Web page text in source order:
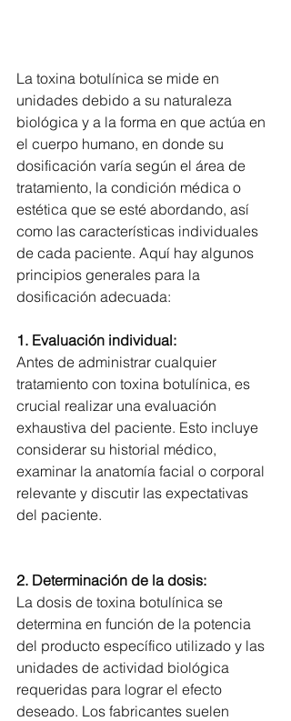
La toxina botulínica se mide en
unidades debido a su naturaleza
biológica y a la forma en que actúa en
el cuerpo humano, en donde su
dosificación varía según el área de
tratamiento, la condición médica o
estética que se esté abordando, así
como las características individuales
de cada paciente. Aquí hay algunos
principios generales para la
dosificación adecuada:
1. Evaluación individual:
Antes de administrar cualquier
tratamiento con toxina botulínica, es
crucial realizar una evaluación
exhaustiva del paciente. Esto incluye
considerar su historial médico,
examinar la anatomía facial o corporal
relevante y discutir las expectativas
del paciente.
2. Determinación de la dosis:
La dosis de toxina botulínica se
determina en función de la potencia
del producto específico utilizado y las
unidades de actividad biológica
requeridas para lograr el efecto
deseado. Los fabricantes suelen